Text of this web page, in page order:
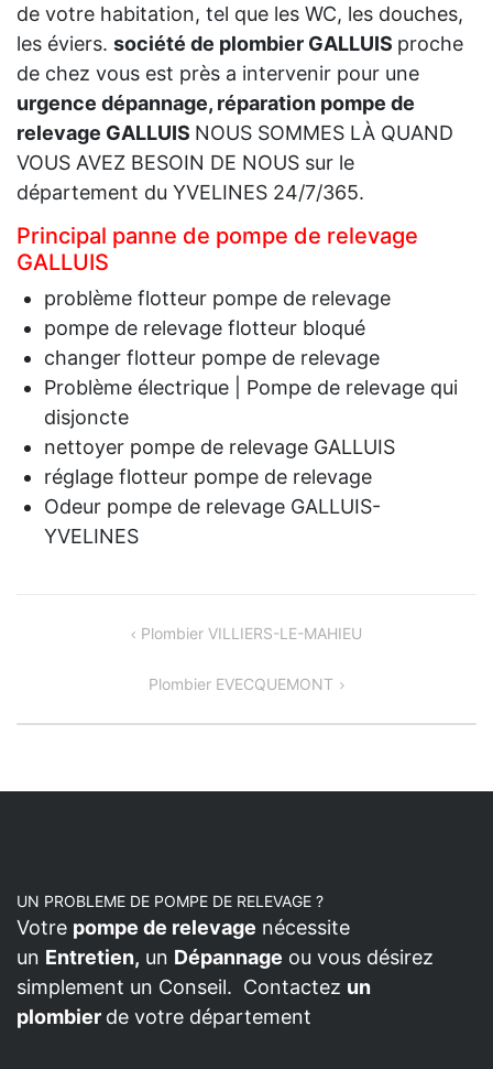
de votre habitation, tel que les WC, les douches,
les éviers. société de plombier GALLUIS proche
de chez vous est près a intervenir pour une
urgence dépannage, réparation pompe de
relevage GALLUIS NOUS SOMMES LÀ QUAND
VOUS AVEZ BESOIN DE NOUS sur le
département du YVELINES 24/7/365.
Principal panne de pompe de relevage
GALLUIS
problème flotteur pompe de relevage
pompe de relevage flotteur bloqué
changer flotteur pompe de relevage
Problème électrique | Pompe de relevage qui
disjoncte
nettoyer pompe de relevage GALLUIS
réglage flotteur pompe de relevage
Odeur pompe de relevage GALLUIS-
YVELINES
NAVIGATIONPlombier VILLIERS-LE-MAHIEU
Plombier EVECQUEMONT
UN PROBLEME DE POMPE DE RELEVAGE ?
Votre pompe de relevage nécessite
un Entretien, un Dépannage ou vous désirez
simplement un Conseil. Contactez un
plombier de votre département